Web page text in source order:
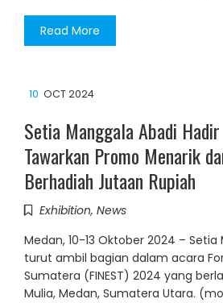
Read More
10 OCT 2024
Setia Manggala Abadi
Tawarkan Promo Menarik
Berhadiah Jutaan Rupiah
Exhibition, News
Medan, 10-13 Oktober 2024 –
turut ambil bagian dalam acara
Sumatera (FINEST) 2024 yang
Mulia, Medan, Sumatera Utara.